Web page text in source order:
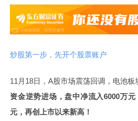
炒股第一步，先开个股票账户
11月18日，A股市场震荡回调，电池板
资金逆势进场，盘中净流入6000万
元，再创上市以来新高！